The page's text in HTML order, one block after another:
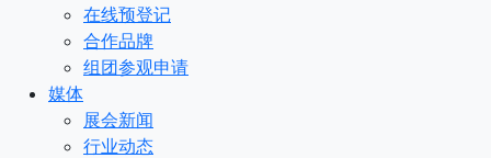
在线预登记
合作品牌
组团参观申请
媒体
展会新闻
行业动态